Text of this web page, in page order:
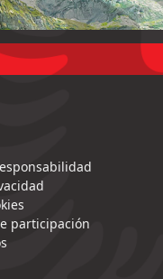
participación